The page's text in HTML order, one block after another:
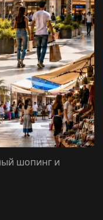
шопинг и